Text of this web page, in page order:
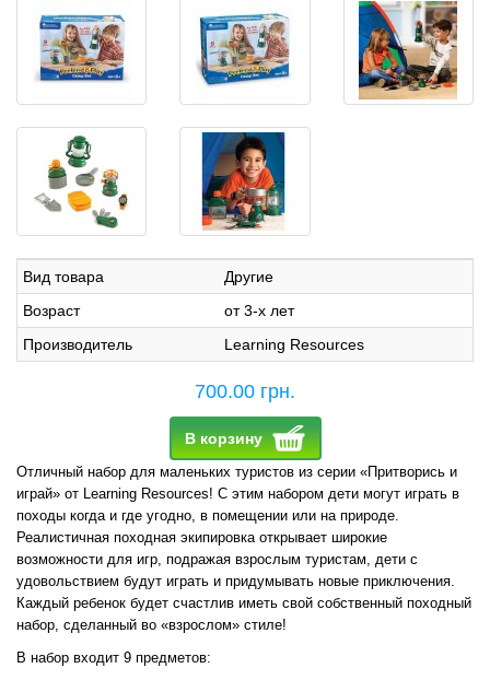
Вид товара
Другие
Возраст
от 3-х лет
Производитель
Learning Resources
700.00 грн.
В корзину
Отличный набор для маленьких туристов из серии «Притворись и
играй» от Learning Resources! С этим набором дети могут играть в
походы когда и где угодно, в помещении или на природе.
Реалистичная походная экипировка открывает широкие
возможности для игр, подражая взрослым туристам, дети с
удовольствием будут играть и придумывать новые приключения.
Каждый ребенок будет счастлив иметь свой собственный походный
набор, сделанный во «взрослом» стиле!
В набор входит 9 предметов: